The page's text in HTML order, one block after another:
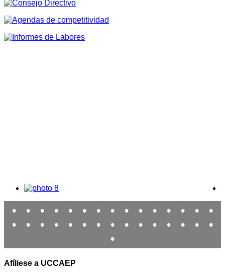
• • • • • • • • • • • • • •
•
•
• • • • • • • • • • • • •
•
•
Afíliese a UCCAEP